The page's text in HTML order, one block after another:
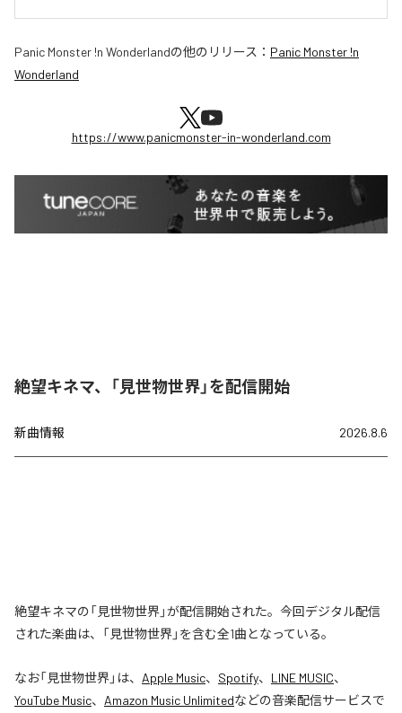
Panic Monster !n Wonderlandの他のリリース： Panic Monster !n
Wonderland
https://www.panicmonster-in-wonderland.com
絶望キネマ、「見世物世界」を配信開始
新曲情報 2026.8.6
絶望キネマの「見世物世界」が配信開始された。今回デジタル配信
された楽曲は、「見世物世界」を含む全1曲となっている。
なお「見世物世界」は、 Apple Music、 Spotify、 LINE MUSIC、
YouTube Music、 Amazon Music Unlimitedなどの音楽配信サービスで